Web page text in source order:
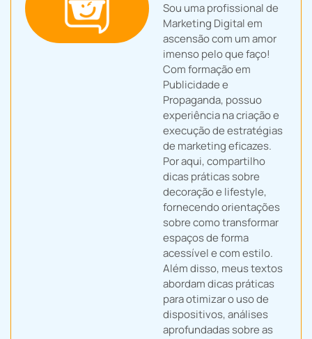
Sou uma profissional de
Marketing Digital em
ascensão com um amor
imenso pelo que faço!
Com formação em
Publicidade e
Propaganda, possuo
experiência na criação e
execução de estratégias
de marketing eficazes.
Por aqui, compartilho
dicas práticas sobre
decoração e lifestyle,
fornecendo orientações
sobre como transformar
espaços de forma
acessível e com estilo.
Além disso, meus textos
abordam dicas práticas
para otimizar o uso de
dispositivos, análises
aprofundadas sobre as